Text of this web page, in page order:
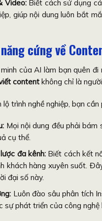
Video:Biết cách sử dụng
giúp nội dung luôn bắt
cứng về
của AI làm bạn quên
content không chỉ là
trình nghề nghiệp, bạn cần
Mọi nội dung đều phải
cụ thể.
đa kênh:Biết cách kết
khách hàng xuyên suốt.
đại số này.
Luôn đào sâu phân tích
sự phát triển của công